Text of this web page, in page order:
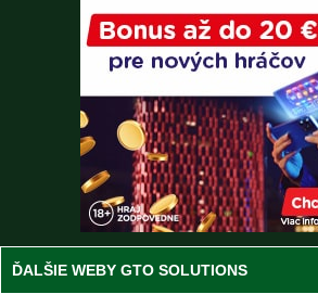
ĎALŠIE WEBY GTO SOLUTIONS